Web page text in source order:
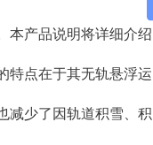
本产品说明将详细介绍
特点在于其无轨悬浮运
减少了因轨道积雪、积